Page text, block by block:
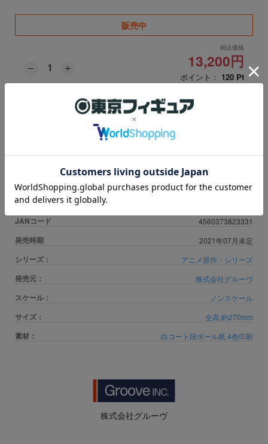
販売中
税込価格
13,200円
ポイント： 120 Pt
※数量に関しましては、 おひとり様3個まで
の販売とさせて頂いておりま
す。上限数を超え数量はキャンセル扱いとなります。
※ご注文確定後のキャンセルにおきましては、一切お受け致しかねますの
で予めご了承ください。
カートに入れる
商品カテゴリ
JANコード 4560373823331
発売時期 2021年07月未定
シリーズ： アニメ原作・シリーズ
発売元： 株式会社グルーヴ
スケール： ノンスケール
サイズ： 全高:約270mm
素材： 白コート段ボール紙 4色印刷
株式会社グルーヴ